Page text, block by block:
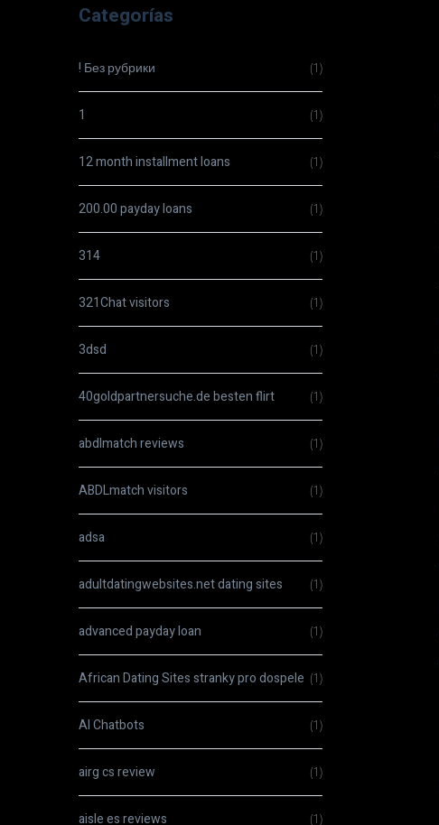
Categorías
! Без рубрики (1)
1 (1)
12 month installment loans (1)
200.00 payday loans (1)
314 (1)
321Chat visitors (1)
3dsd (1)
40goldpartnersuche.de besten flirt (1)
abdlmatch reviews (1)
ABDLmatch visitors (1)
adsa (1)
adultdatingwebsites.net dating sites (1)
advanced payday loan (1)
African Dating Sites stranky pro dospele (1)
AI Chatbots (1)
airg cs review (1)
aisle es reviews (1)